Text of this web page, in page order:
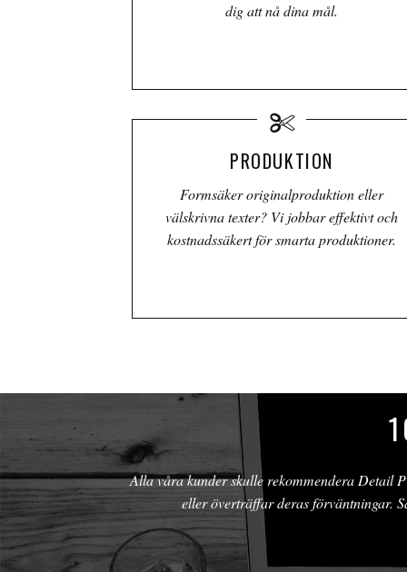
dig att nå dina mål.
PRODUKTION
Formsäker originalproduktion eller
välskrivna texter? Vi jobbar effektivt och
kostnadssäkert för smarta produktioner.
Alla våra kunder skulle rekommendera Detail
eller överträffar deras förväntningar.